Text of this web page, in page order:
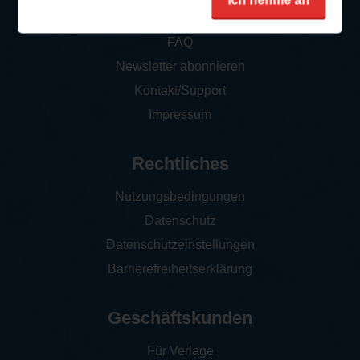
So funktioniert‘s
FAQ
Newsletter abonnieren
Kontakt/Support
Impressum
Rechtliches
Nutzungsbedingungen
Datenschutz
Datenschutzeinstellungen
Barrierefreiheitserklärung
Geschäftskunden
Für Verlage